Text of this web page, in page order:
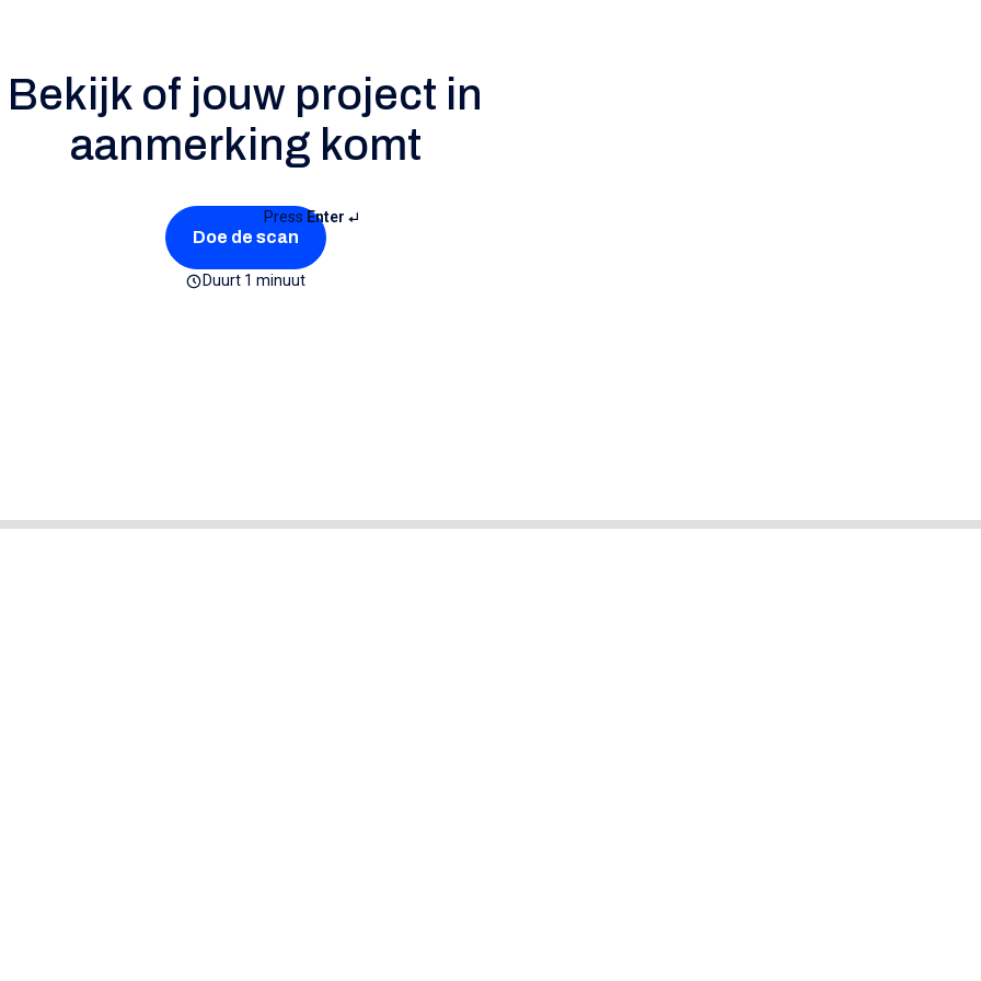
Bekijk of jouw project in
aanmerking komt
Doe de scan
Press Enter
Duurt 1 minuut